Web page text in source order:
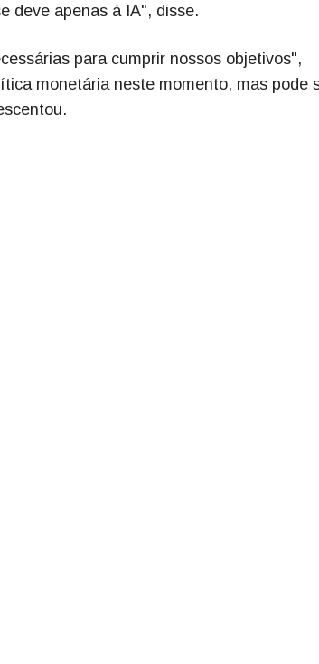
deve apenas à IA", disse.
para cumprir nossos objetivos",
monetária neste momento, mas pode